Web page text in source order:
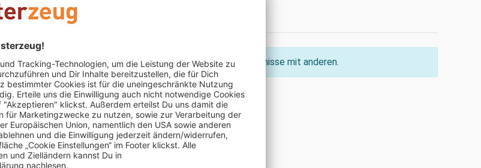
Keine Bewertungen gefunden. Geh voran und teil Deine Erkenntnisse mit anderen.